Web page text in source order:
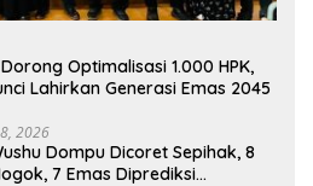
Optimalisasi 1.000 HPK,
Lahirkan Generasi Emas 2045
2026
Dompu Dicoret Sepihak, 8
7 Emas Diprediksi